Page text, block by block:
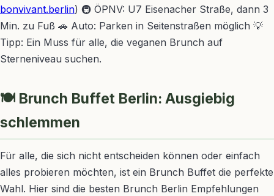
bonvivant.berlin) 🚇 ÖPNV: U7 Eisenacher Straße, dann 3
Min. zu Fuß 🚗 Auto: Parken in Seitenstraßen möglich 💡
Tipp: Ein Muss für alle, die veganen Brunch auf
Sterneniveau suchen.
🍽️ Brunch Buffet Berlin: Ausgiebig
schlemmen
Für alle, die sich nicht entscheiden können oder einfach
alles probieren möchten, ist ein Brunch Buffet die perfekte
Wahl. Hier sind die besten Brunch Berlin Empfehlungen